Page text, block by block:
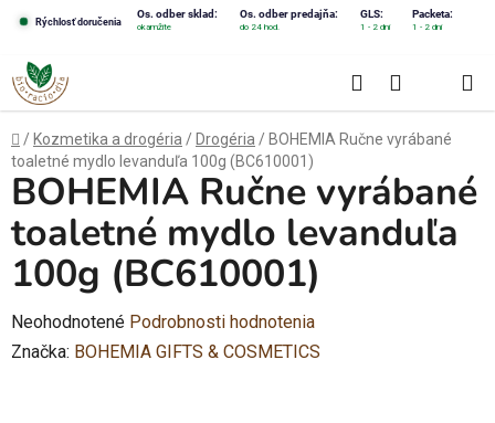
obsah
Rýchlosť doručenia
Os. odber sklad: Os. odber predajňa: GLS: Packeta:
okamžite do 24 hod. 1 - 2 dni 1 - 2 dni
Hľadať
KOŠÍK
Domov
/ Kozmetika a drogéria / Drogéria / BOHEMIA Ručne vyrábané
toaletné mydlo levanduľa 100g (BC610001)
BOHEMIA Ručne vyrábané
toaletné mydlo levanduľa
100g (BC610001)
Priemerné
hodnotenie
Neohodnotené Podrobnosti hodnotenia
Značka: BOHEMIA GIFTS & COSMETICS